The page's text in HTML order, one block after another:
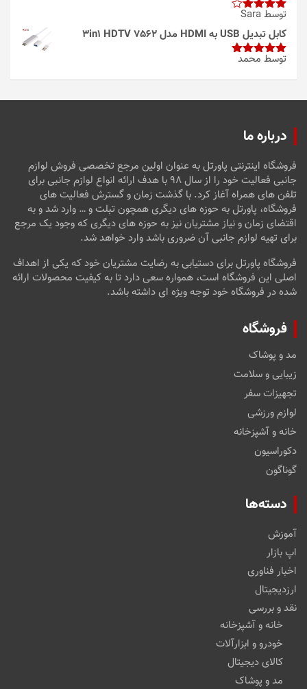
امتیاز4
از 5
توسط Sara
کابل تبدیل USB به HDMI مدل 3in1 HDTV 7562
امتیاز5از
توسط محمد
درباره ما
فروشگاه اینترنتی پاورتل به عنوان اولین مرجع تخصصی فروش لوازم
جانبی فعالیت خود را از سال ۹۸ با هدف ارائه انواع لوازم جانبی برای
تلفن های همراه آغاز کرد. با گذشت زمان و گسترش فعالیت های
فروشگاه، پاورتل به حوزه های دیگری همچون تبلت و … وارد شد و به
اقتضای زمان و نیاز مشتریان نیز به حوزه های دیگری که وجود یک مرجع
برای تهیه لوازم جانبی آن ضروری باشد وارد خواهد شد.
فروشگاه پاورتل برای دستیابی به رضایت مشتریان خود که یکی از اهداف
اصلی این فروشگاه است، همواره سعی دارد تا به کیفیت محصولات ارائه
شده در فروشگاه خود توجه ویژه ای داشته باشد.
فروشگاه
مد و پوشاک
زیبایی و سلامت
تجهیزات سفر
لوازم ورزشی
خانه و آشپزخانه
دکوراسیون
گوناگون
دسته‌ها
آموزش
اپ بازار
اخبار فناوری
ارزدیجیتال
نقد و بررسی
خانه و آشپزخانه
خودرو و ابزارآلات
کالای دیجیتال
مد و پوشاک